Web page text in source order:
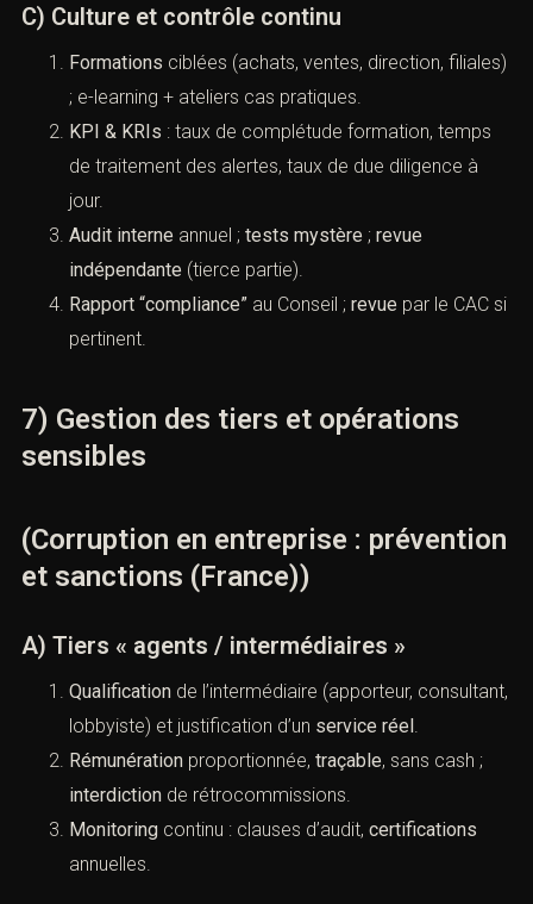
flags(rémunérations disproportionnées, cash,
comptes offshore).
C) Culture et contrôle continu
Formationsciblées (achats, ventes, direction,
filiales) ; e-learning + ateliers cas pratiques.
KPI & KRIs: taux de complétude formation, temps
de traitement des alertes, taux de due diligence à
jour.
Audit interne
Rapport “compliance”
au Conseil ; revuepar le CAC
si pertinent.
7) Gestion des tiers et opérations
sensibles
(Corruption en entreprise :
prévention et sanctions (France))
A) Tiers « agents / intermédiaires »
Qualificationde l’intermédiaire (apporteur,
consultant, lobbyiste) et justification d’unservice
réel